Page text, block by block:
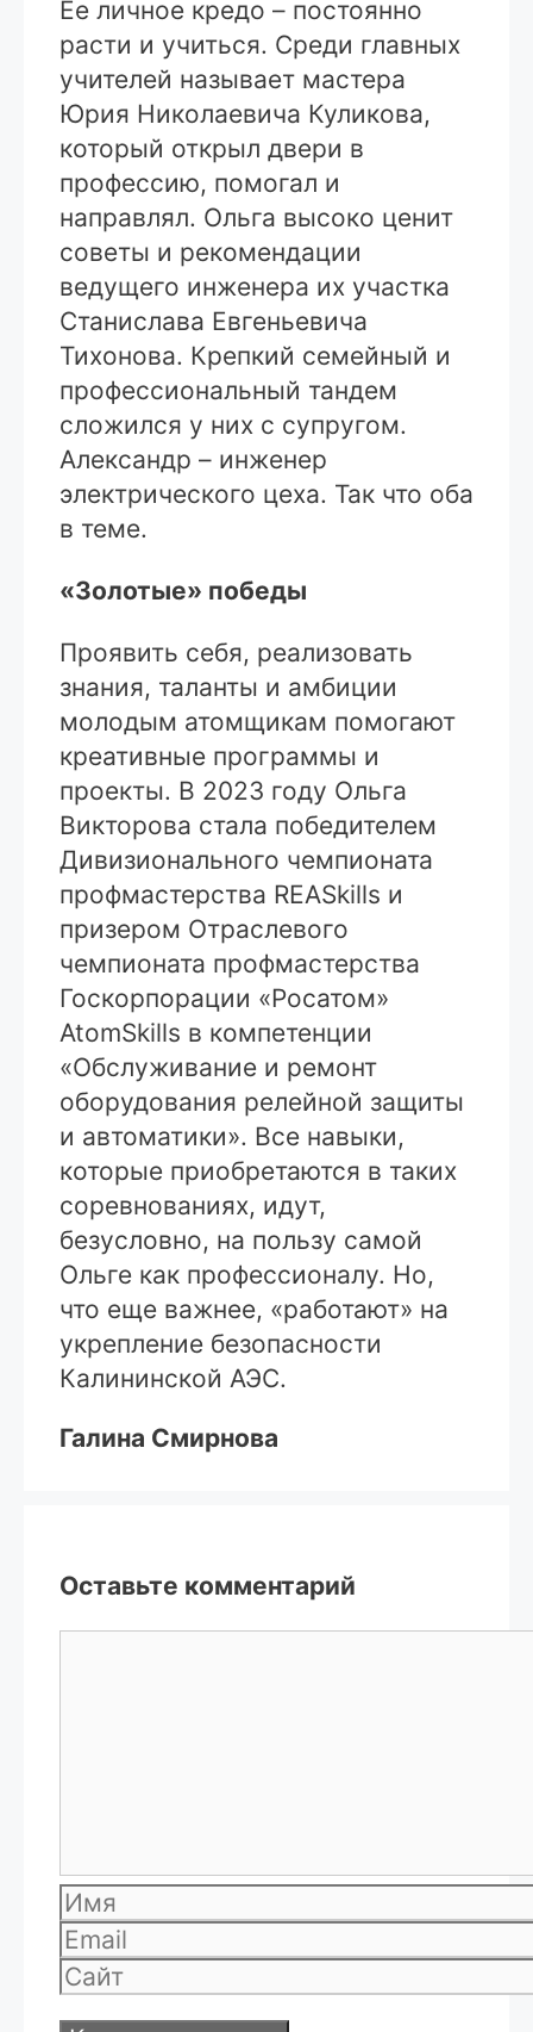
Ее личное кредо – постоянно
расти и учиться. Среди главных
учителей называет мастера
Юрия Николаевича Куликова,
который открыл двери в
профессию, помогал и
направлял. Ольга высоко ценит
советы и рекомендации
ведущего инженера их участка
Станислава Евгеньевича
Тихонова. Крепкий семейный и
профессиональный тандем
сложился у них с супругом.
Александр – инженер
электрического цеха. Так что оба
в теме.
«Золотые» победы
Проявить себя, реализовать
знания, таланты и амбиции
молодым атомщикам помогают
креативные программы и
проекты. В 2023 году Ольга
Викторова стала победителем
Дивизионального чемпионата
профмастерства REASkills и
призером Отраслевого
чемпионата профмастерства
Госкорпорации «Росатом»
AtomSkills в компетенции
«Обслуживание и ремонт
оборудования релейной защиты
и автоматики». Все навыки,
которые приобретаются в таких
соревнованиях, идут,
безусловно, на пользу самой
Ольге как профессионалу. Но,
что еще важнее, «работают» на
укрепление безопасности
Калининской АЭС.
Галина Смирнова
Оставьте комментарий
Имя
Email
Сайт